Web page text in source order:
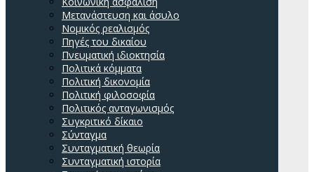
Μετανάστευση και άσυλο
Νομικός ρεαλισμός
Πηγές του δικαίου
Πνευματική ιδιοκτησία
Πολιτικά κόμματα
Πολιτική δικονομία
Πολιτική φιλοσοφία
Πολιτικός ανταγωνισμός
Συγκριτικό δίκαιο
Σύνταγμα
Συνταγματική θεωρία
Συνταγματική ιστορία